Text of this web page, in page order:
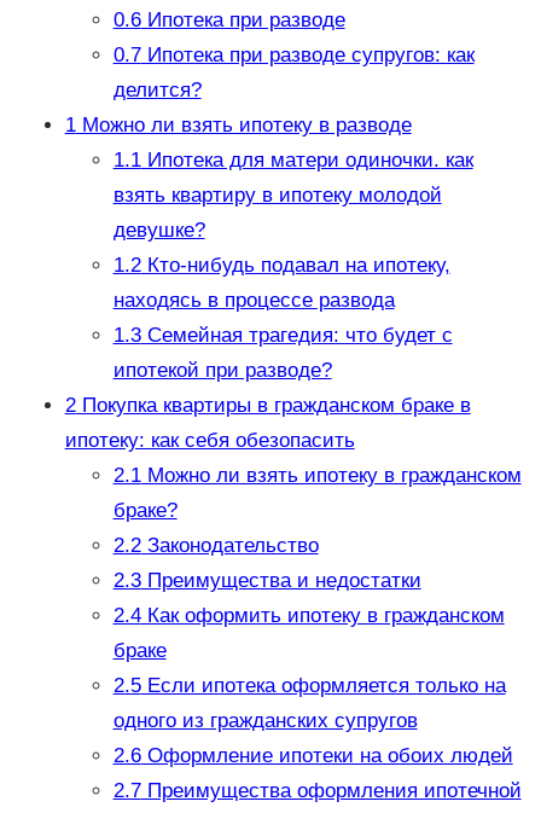
0.6Ипотека при разводе
0.7Ипотека при разводе супругов: как
делится?
1Можно ли взять ипотеку в разводе
1.1Ипотека для матери одиночки. как
взять квартиру в ипотеку молодой
девушке?
1.2Кто-нибудь подавал на ипотеку,
находясь в процессе развода
1.3Семейная трагедия: что будет с
ипотекой при разводе?
2Покупка квартиры в гражданском браке в
ипотеку: как себя обезопасить
2.1Можно ли взять ипотеку в гражданском
браке?
2.2Законодательство
2.3Преимущества и недостатки
2.4Как оформить ипотеку в гражданском
браке
2.5Если ипотека оформляется только на
одного из гражданских супругов
2.6Оформление ипотеки на обоих людей
2.7Преимущества оформления ипотечной